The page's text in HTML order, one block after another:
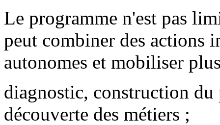
Le programme n'est pas
peut combiner des actions
autonomes et mobiliser
diagnostic, construction
découverte des métiers ;